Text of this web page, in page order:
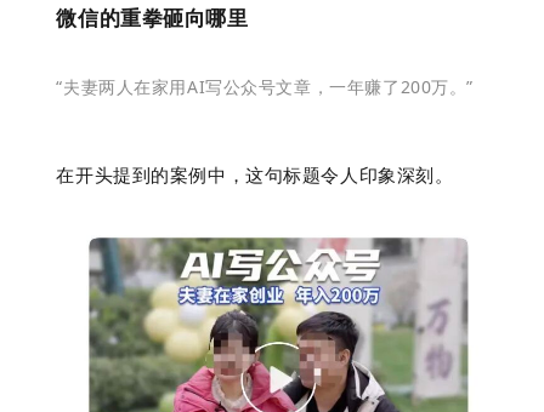
微信的重拳砸向哪里
“夫妻两人在家用AI写公众号文章，一年赚了200万。”
在开头提到的案例中，这句标题令人印象深刻。